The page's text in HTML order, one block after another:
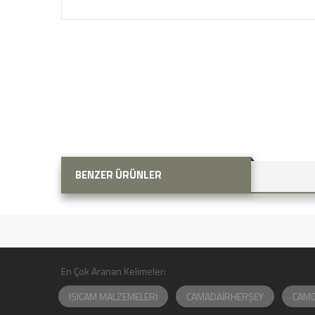
BENZER ÜRÜNLER
En Çok Aranan Kelimeler:
ISICAM MALZEMELERİ
CAMADAİRHERŞEY